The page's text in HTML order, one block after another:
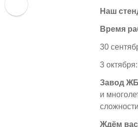
Наш
Время
30
3
Завод
и
Ждём вас